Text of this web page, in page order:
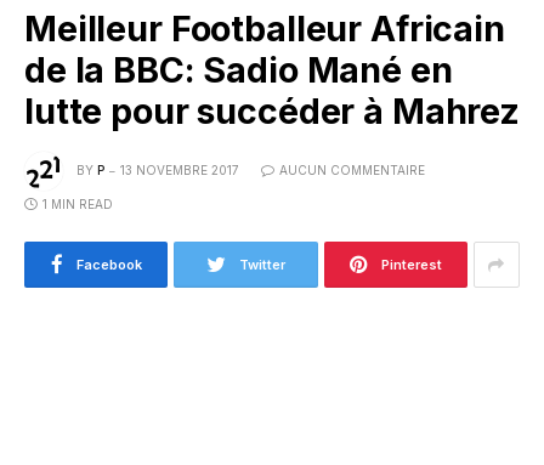
Meilleur Footballeur Africain
de la BBC: Sadio Mané en
lutte pour succéder à Mahrez
BY P 13 NOVEMBRE 2017 AUCUN COMMENTAIRE
1 MIN READ
Facebook Twitter Pinterest